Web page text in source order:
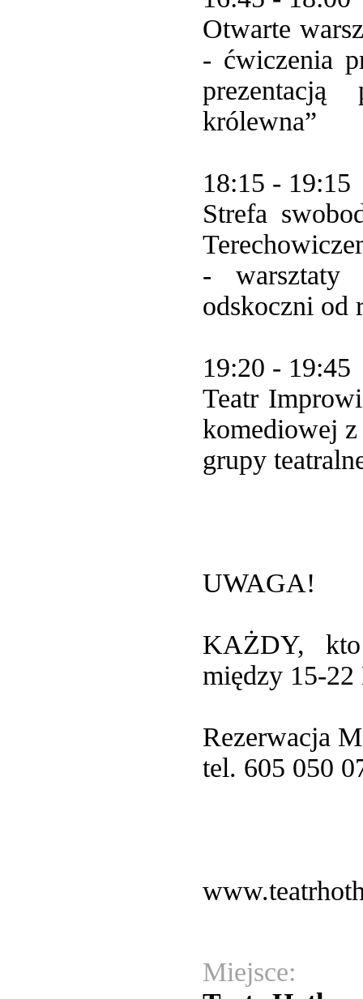
Otwarte
- ćwiczenia
królewna”
18:15 - 19:15
Strefa
- warsztaty
odskoczni od
19:20 - 19:45
Teatr
komediowej z
grupy
UWAGA!
KAŻDY,
między 15-
Rezerwacja
tel. 605 050
Miejsce: